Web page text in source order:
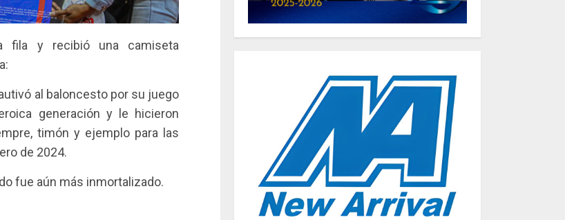
fila y recibió una camiseta
al baloncesto por su juego
generación y le hicieron
timón y ejemplo para las
de 2024.
fue aún más inmortalizado.